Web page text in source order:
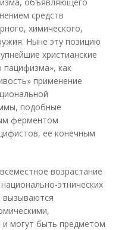
средств
химического,
Ныне эту позицию
христианские
пацифизма», как
применение
подобные
ферментом
ее конечным
возрастание
этнических
вызываются
могут быть предметом